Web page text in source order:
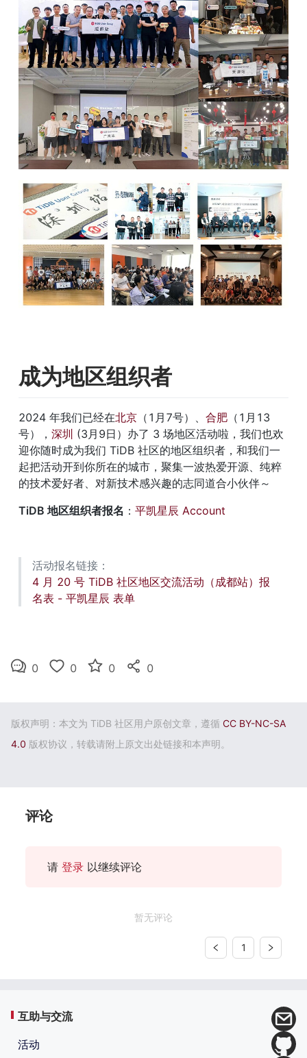
成为地区组织者
2024 年我们已经在北京 （1月7号）、 合肥 （1月13
号）， 深圳 (3月9日）办了 3 场地区活动啦，我们也欢
迎你随时成为我们 TiDB 社区的地区组织者，和我们一
起把活动开到你所在的城市，聚集一波热爱开源、纯粹
的技术爱好者、对新技术感兴趣的志同道合小伙伴～
TiDB 地区组织者报名 ： 平凯星辰 Account
活动报名链接：
4 月 20 号 TiDB 社区地区交流活动（成都站）报
名表 - 平凯星辰 表单
0 0 0 0
版权声明：本文为 TiDB 社区用户原创文章，遵循 CC BY-NC-SA
4.0 版权协议，转载请附上原文出处链接和本声明。
评论
请 登录 以继续评论
暂无评论
1
互助与交流
活动